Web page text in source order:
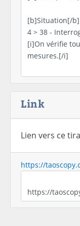
Link
Lien vers ce
https://